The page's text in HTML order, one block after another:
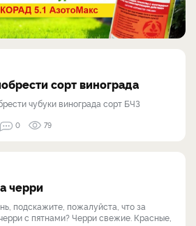
сорт винограда
чубуки винограда сорт БЧЗ
0 79
черри
подскажите, пожалуйста, что за
с пятнами? Черри свежие. Красные,